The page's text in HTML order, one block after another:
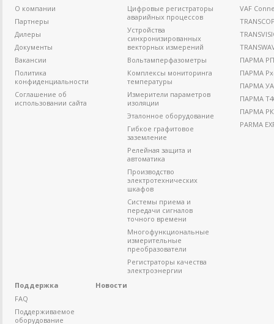
О компании
Партнеры
Дилеры
Документы
Вакансии
Политика
конфиденциальности
Соглашение об
использовании сайта
Цифровые регистраторы
аварийных процессов
Устройства
синхронизированных
векторных измерений
Вольтамперфазометры
Комплексы мониторинга
температуры
Измерители параметров
изоляции
Эталонное оборудование
Гибкое графитовое
заземление
Релейная защита и
автоматика
Производство
электротехнических
шкафов
Системы приема и
передачи сигналов
точного времени
Многофункциональные
измерительные
преобразователи
Регистраторы качества
электроэнергии
VAF
ПАРМА
ПАРМА
ПАРМА
ПАРМА
ПАРМА
PARMA
Поддержка
FAQ
Поддерживаемое
оборудование
Новости